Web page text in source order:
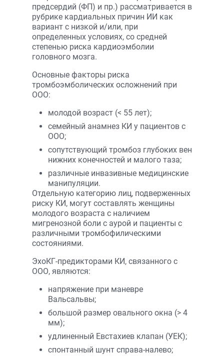
предсердий (ФП) и пр.) рассматривается в
рубрике кардиальных причин ИИ как
вариант с низкой и/или, при
определенных условиях, со средней
степенью риска кардиоэмболии
головного мозга.
Основные факторы риска
тромбоэмболических осложнений при
ООО:
молодой возраст (< 55 лет);
семейный анамнез КИ у пациентов с
ООО;
сопутствующий тромбоз глубоких вен
нижних конечностей и малого таза;
различные инвазивные медицинские
манипуляции.
Отдельную категорию лиц, подверженных
риску КИ, могут составлять женщины
молодого возраста с наличием
мигренозной боли с аурой и пациенты с
различными тромбофилическими
состояниями.
ЭхоКГ-предикторами КИ, связанного с
ООО, явля­ются:
напряжение при маневре
Вальсальвы;
большой размер овального окна (> 4
мм);
удлиненный Евстахиев клапан (УЕК);
спонтанный шунт справа-налево;